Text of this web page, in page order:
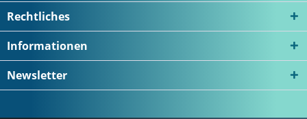
Rechtliches
Informationen
Newsletter